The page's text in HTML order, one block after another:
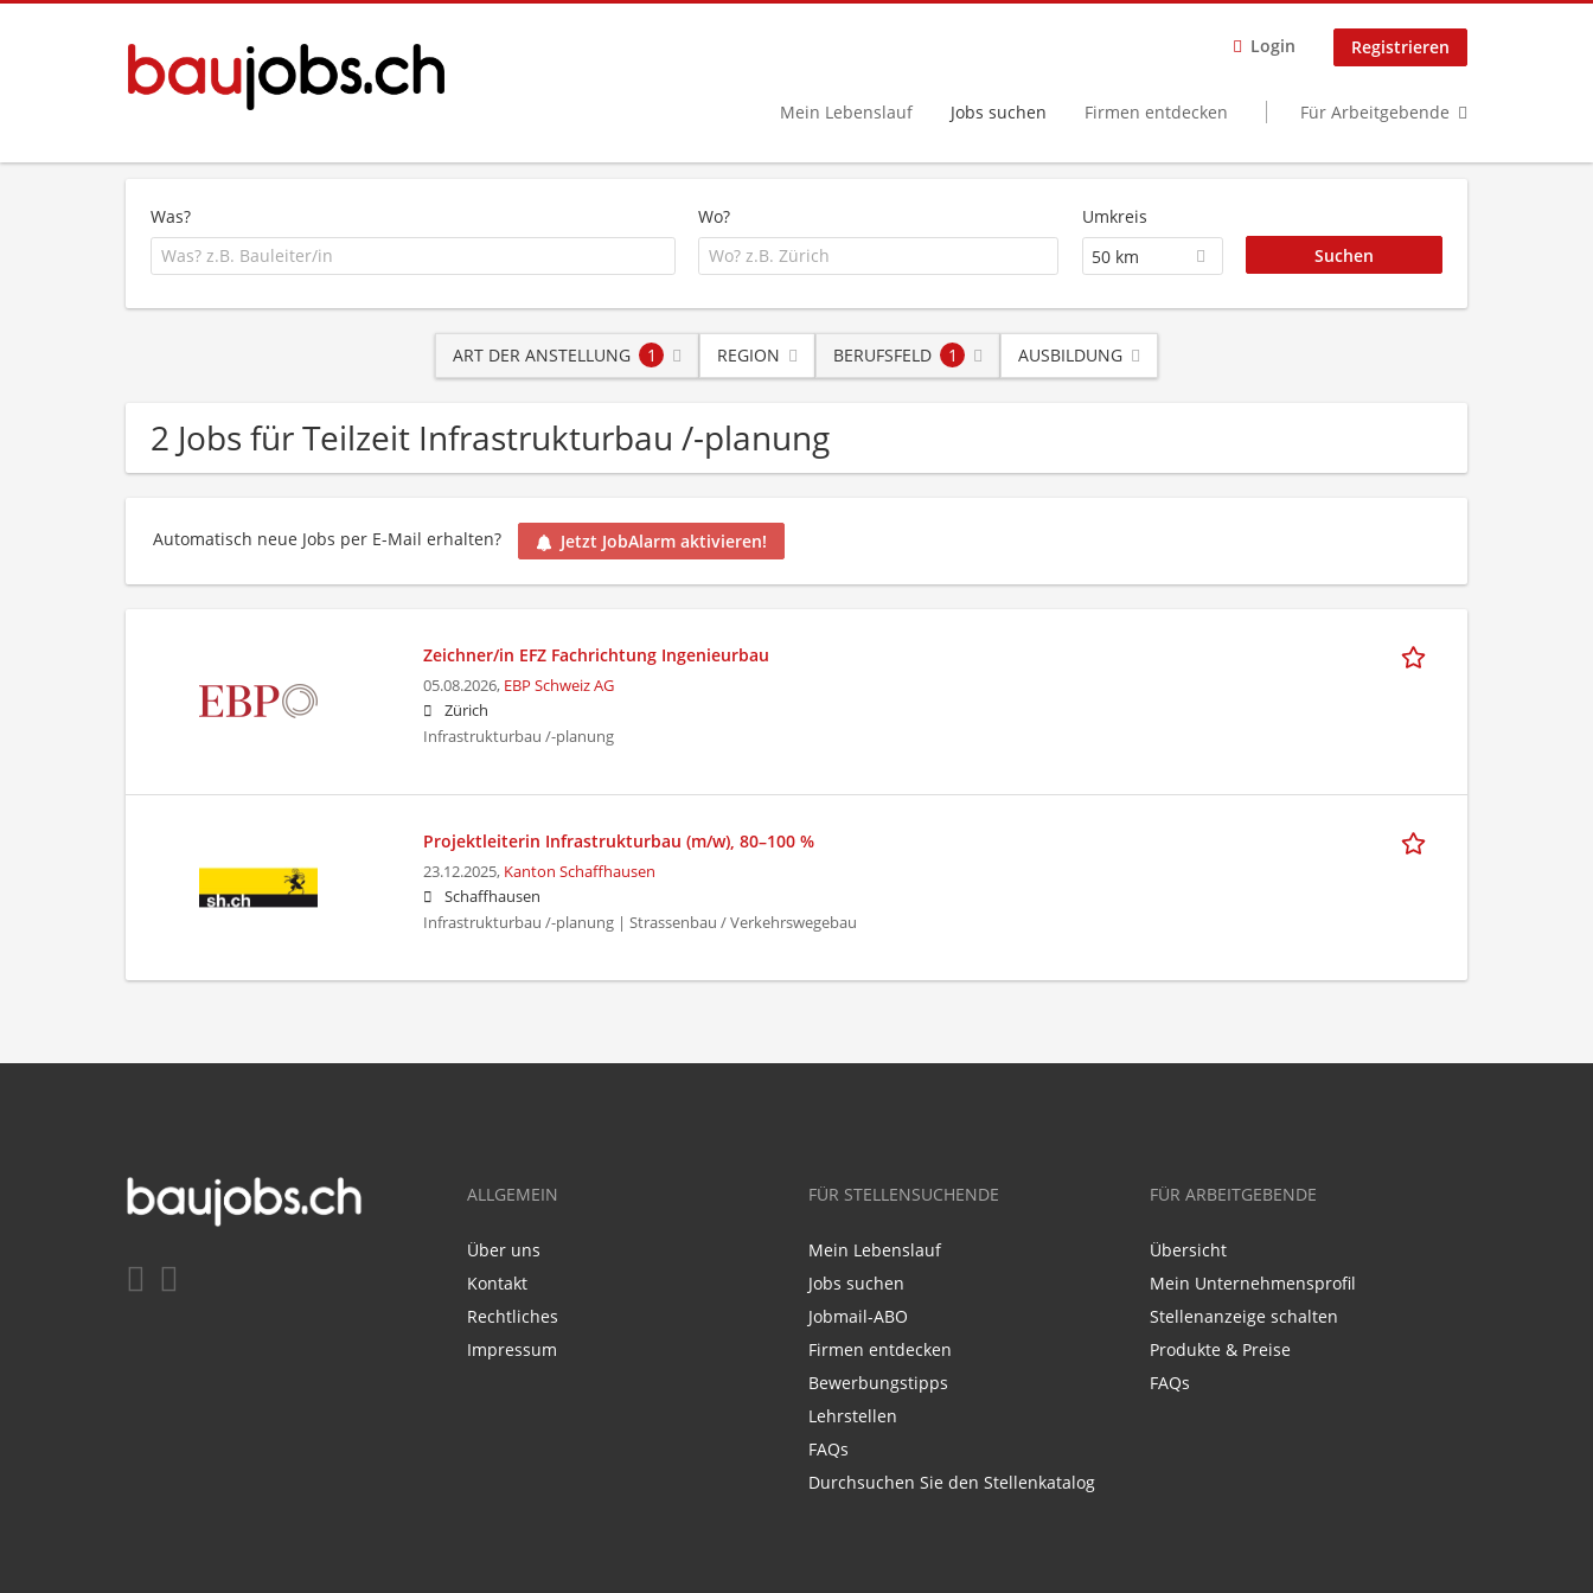
Login Registrieren
Mein Lebenslauf Jobs suchen Firmen entdecken Für Arbeitgebende
Was? Wo?
Umkreis
50 km
ART DER ANSTELLUNG 1 REGION BERUFSFELD 1 AUSBILDUNG
2 Jobs für Teilzeit Infrastrukturbau /-planung
Automatisch neue Jobs per E-Mail erhalten? Jetzt JobAlarm aktivieren!
Zeichner/in EFZ Fachrichtung Ingenieurbau
05.08.2026, EBP Schweiz AG
Zürich
Infrastrukturbau /-planung
Projektleiterin Infrastrukturbau (m/w), 80–100 %
23.12.2025, Kanton Schaffhausen
Schaffhausen
Infrastrukturbau /-planung | Strassenbau / Verkehrswegebau
ALLGEMEIN
Über uns
Kontakt
Rechtliches
Impressum
FÜR STELLENSUCHENDE
Mein Lebenslauf
Jobs suchen
Jobmail-ABO
Firmen entdecken
Bewerbungstipps
Lehrstellen
FAQs
Durchsuchen Sie den Stellenkatalog
FÜR ARBEITGEBENDE
Übersicht
Mein Unternehmensprofil
Stellenanzeige schalten
Produkte & Preise
FAQs